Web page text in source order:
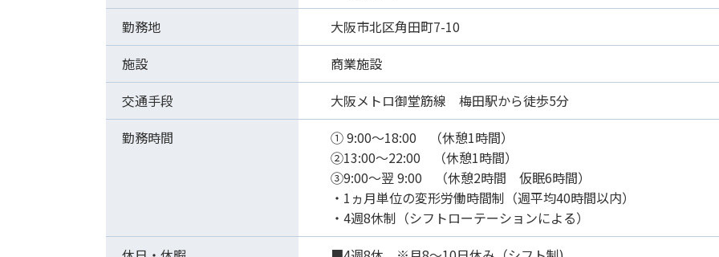
勤務地
大阪市北区角田町7-10
施設
商業施設
交通手段
大阪メトロ御堂筋線 梅田駅から徒歩5分
勤務時間
① 9:00～18:00 （休憩1時間）
②13:00～22:00 （休憩1時間）
③9:00～翌 9:00 （休憩2時間 仮眠6時間）
・1ヵ月単位の変形労働時間制（週平均40時間以内）
・4週8休制（シフトローテーションによる）